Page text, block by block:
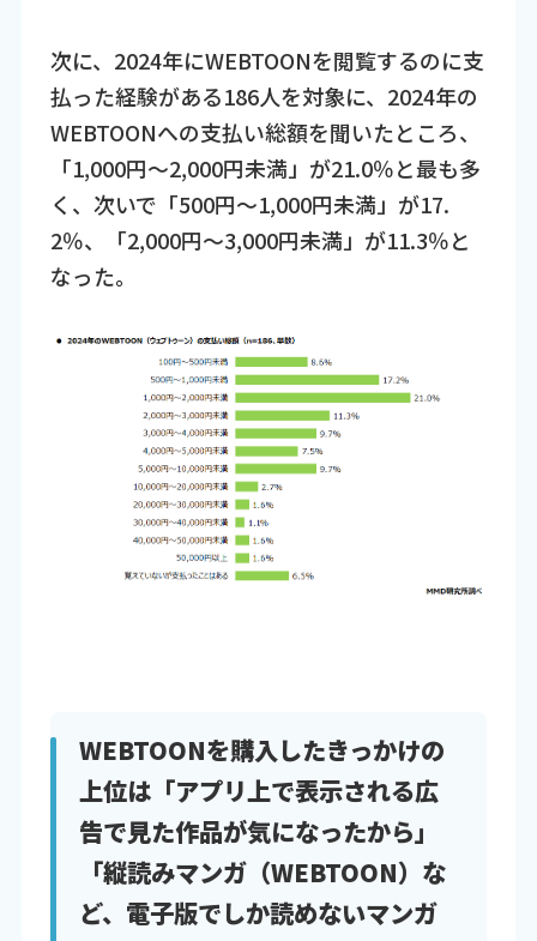
次に、2024年にWEBTOONを閲覧するのに支
払った経験がある186人を対象に、2024年の
WEBTOONへの支払い総額を聞いたところ、
「1,000円～2,000円未満」が21.0％と最も多
く、次いで「500円～1,000円未満」が17.
2％、「2,000円～3,000円未満」が11.3％と
なった。
WEBTOONを購入したきっかけの
上位は「アプリ上で表示される広
告で見た作品が気になったから」
「縦読みマンガ（WEBTOON）な
ど、電子版でしか読めないマンガ